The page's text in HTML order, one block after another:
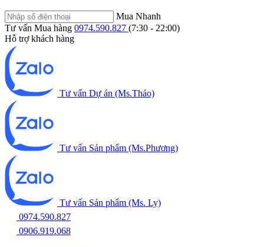
Mua Nhanh
Tư vấn Mua hàng 0974.590.827 (7:30 - 22:00)
Hỗ trợ khách hàng
Tư vấn Dự án (Ms.Thảo)
Tư vấn Sản phẩm (Ms.Phương)
Tư vấn Sản phẩm (Ms. Ly)
0974.590.827
0906.919.068